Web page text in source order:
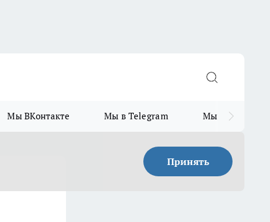
Мы ВКонтакте Мы в Telegram Мы в MAX
Принять